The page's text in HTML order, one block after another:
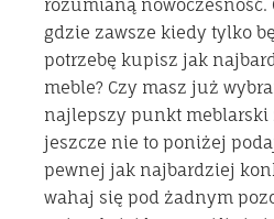
rozumianą
gdzie zawsze kiedy tylko
potrzebę kupisz jak
meble? Czy masz już
najlepszy punkt
jeszcze nie to poniżej
pewnej jak najbardziej
wahaj się pod żadnym